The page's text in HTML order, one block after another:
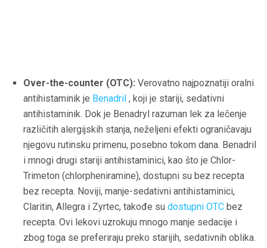
Over-the-counter (OTC): Verovatno najpoznatiji oralni
antihistaminik je Benadril , koji je stariji, sedativni
antihistaminik. Dok je Benadryl razuman lek za lečenje
različitih alergijskih stanja, neželjeni efekti ograničavaju
njegovu rutinsku primenu, posebno tokom dana. Benadril
i mnogi drugi stariji antihistaminici, kao što je Chlor-
Trimeton (chlorpheniramine), dostupni su bez recepta
bez recepta. Noviji, manje-sedativni antihistaminici,
Claritin, Allegra i Zyrtec, takođe su dostupni OTC bez
recepta. Ovi lekovi uzrokuju mnogo manje sedacije i
zbog toga se preferiraju preko starijih, sedativnih oblika.